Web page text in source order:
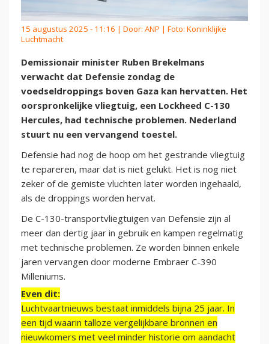
15 augustus 2025 - 11:16 | Door: ANP | Foto: Koninklijke
Luchtmacht
Demissionair minister Ruben Brekelmans
verwacht dat Defensie zondag de
voedseldroppings boven Gaza kan hervatten. Het
oorspronkelijke vliegtuig, een Lockheed C-130
Hercules, had technische problemen. Nederland
stuurt nu een vervangend toestel.
Defensie had nog de hoop om het gestrande vliegtuig
te repareren, maar dat is niet gelukt. Het is nog niet
zeker of de gemiste vluchten later worden ingehaald,
als de droppings worden hervat.
De C-130-transportvliegtuigen van Defensie zijn al
meer dan dertig jaar in gebruik en kampen regelmatig
met technische problemen. Ze worden binnen enkele
jaren vervangen door moderne Embraer C-390
Milleniums.
Even dit:
Luchtvaartnieuws bestaat inmiddels bijna 25 jaar. In
een tijd waarin talloze vergelijkbare bronnen en
nieuwkomers met veel minder historie om aandacht